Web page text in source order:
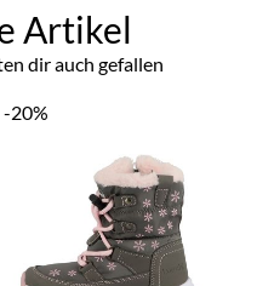
Artikel
dir auch gefallen
-20%